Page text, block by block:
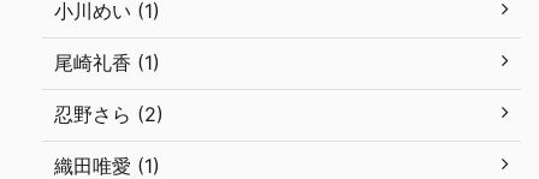
小川めい (1)
尾崎礼香 (1)
忍野さら (2)
織田唯愛 (1)